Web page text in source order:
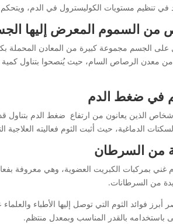
في تنظيم مستويات الكوليسترول في الدم،
من السموم المعرض إليها
على الجسم مجموعة كبيرة من المعادن المحملة
من معدن الرصاص السام، حيث يُنصحوا بتناول
في ضغط الدم
الذين يعانون من ارتفاع ضغط الدم بتناول
الدماغية، حيث أثبت الثوم فعاليته
من السرطان
غني بمركبات الكبريت العضوية، وهي معروفة
من السرطانات.
أبرز فوائد الثوم التي توصل إليها الأطباء
باستخدامه بالقدر المناسب وبمعدل منتظم.